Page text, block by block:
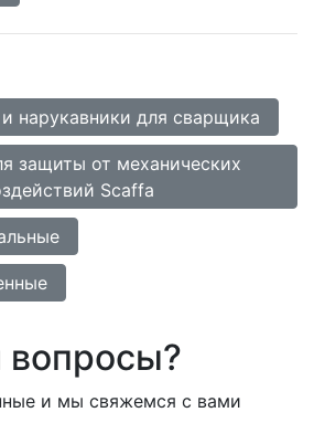
нарукавники для сварщика
защиты от механических
Scaffa
вопросы?
и мы свяжемся с вами